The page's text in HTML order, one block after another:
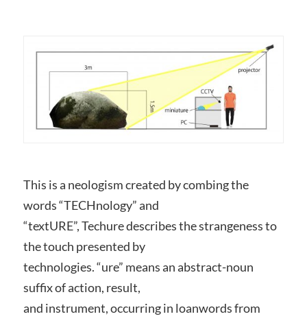
This is a neologism created by combing the
words “TECHnology” and
“textURE”, Techure describes the strangeness to
the touch presented by
technologies. “ure” means an abstract-noun
suffix of action, result,
and instrument, occurring in loanwords from